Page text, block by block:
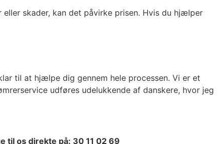
skader, kan det påvirke prisen. Hvis du hjælper
til at hjælpe dig gennem hele processen. Vi er et
udføres udelukkende af danskere, hvor jeg
til os direkte på: 30 11 02 69